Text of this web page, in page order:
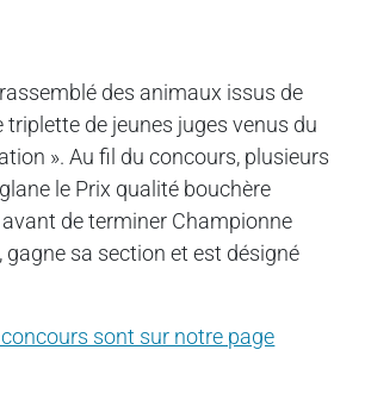
des animaux issus de
de jeunes juges venus du
». Au fil du concours, plusieurs
le Prix qualité bouchère
avant de terminer Championne
gagne sa section et est désigné
sont sur notre page